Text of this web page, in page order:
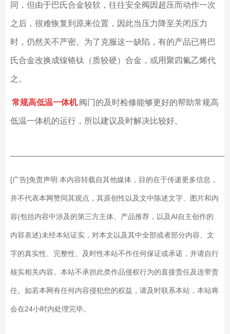
同，但由于巴氏合金较软，往往安全阀因超压而动作一次
之后，很难恢复到原来位置，因此当压力降至关闭压力
时，仍然关不严密。为了克服这一缺陷，有的产品已将巴
氏合金改换成镍铬钛（质较硬）合金，或用聚四氟乙烯代
之。
常规高低温一体机 阀门的及时检修能够更好的帮助常规高
低温一体机的运行，所以建议及时解决比较好。
[广告]免责声明:本内容转载自其他媒体，目的在于传递更多信息，
并不代表本网赞同其观点，其原创性以及文中陈述文字、图片和内
容(包括内容中涉及的第三方主体、产品推荐，以及AI自主创作的
内容表述)未经本站证实，对本文以及其中全部或者部分内容、文
字的真实性、完整性、及时性本站不作任何保证或承诺，并请自行
核实相关内容。本站不承担此类作品侵权行为的直接责任及连带责
任。如若本网有任何内容侵犯您的权益，请及时联系本站，本站将
会在24小时内处理完毕。